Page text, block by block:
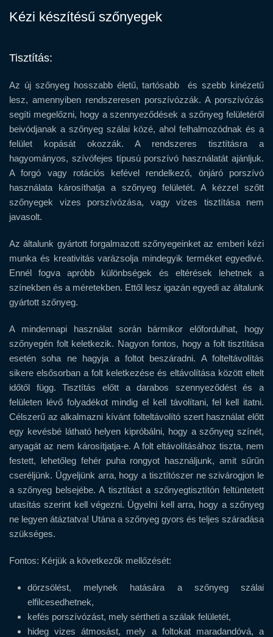
Kézi készítésű szőnyegek
Tisztítás:
Az új szőnyeg hosszabb életű, tartósabb és szebb kinézetű
lesz, amennyiben rendszeresen porszívózzák. A porszívózás
segíti megelőzni, hogy a szennyeződések a szőnyeg felületéről
beivódjanak a szőnyeg szálai közé, ahol felhalmozódnak és a
felület kopását okozzák. A rendszeres tisztításra a
hagyományos, szívófejes típusú porszívó használatát ajánljuk.
A forgó vagy rotációs kefével rendelkező, önjáró porszívó
használata károsíthatja a szőnyeg felületét. A kézzel szőtt
szőnyegek vizes porszívózása, vagy vizes tisztítása nem
javasolt.
Az általunk gyártott forgalmazott szőnyegeinket az emberi kézi
munka és kreativitás varázsolja mindegyik terméket egyedivé.
Ennél fogva apróbb különbségek és eltérések lehetnek a
színekben és a méretekben. Ettől lesz igazán egyedi az általunk
gyártott szőnyeg.
A mindennapi használat során bármikor előfordulhat, hogy
szőnyegén folt keletkezik. Nagyon fontos, hogy a folt tisztítása
esetén soha ne hagyja a foltot beszáradni. A folteltávolítás
sikere elsősorban a folt keletkezése és eltávolítása között eltelt
időtől függ. Tisztítás előtt a darabos szennyeződést és a
felületen lévő folyadékot mindig el kell távolítani, fel kell itatni.
Célszerű az alkalmazni kívánt folteltávolító szert használat előtt
egy kevésbé látható helyen kipróbálni, hogy a szőnyeg színét,
anyagát az nem károsítjatja-e. A folt eltávolításához tiszta, nem
festett, lehetőleg fehér puha rongyot használjunk, amit sűrűn
cseréljünk. Ügyeljünk arra, hogy a tisztítószer ne szivárogjon le
a szőnyeg belsejébe. A tisztítást a szőnyegtisztítón feltüntetett
utasítás szerint kell végezni. Ügyelni kell arra, hogy a szőnyeg
ne legyen átáztatva! Utána a szőnyeg gyors és teljes száradása
szükséges.
Fontos: Kérjük a következők mellőzését:
dörzsölést, melynek hatására a szőnyeg szálai
elfilcesedhetnek,
kefés porszívózást, mely sértheti a szálak felületét,
hideg vizes átmosást, mely a foltokat maradandóvá, a